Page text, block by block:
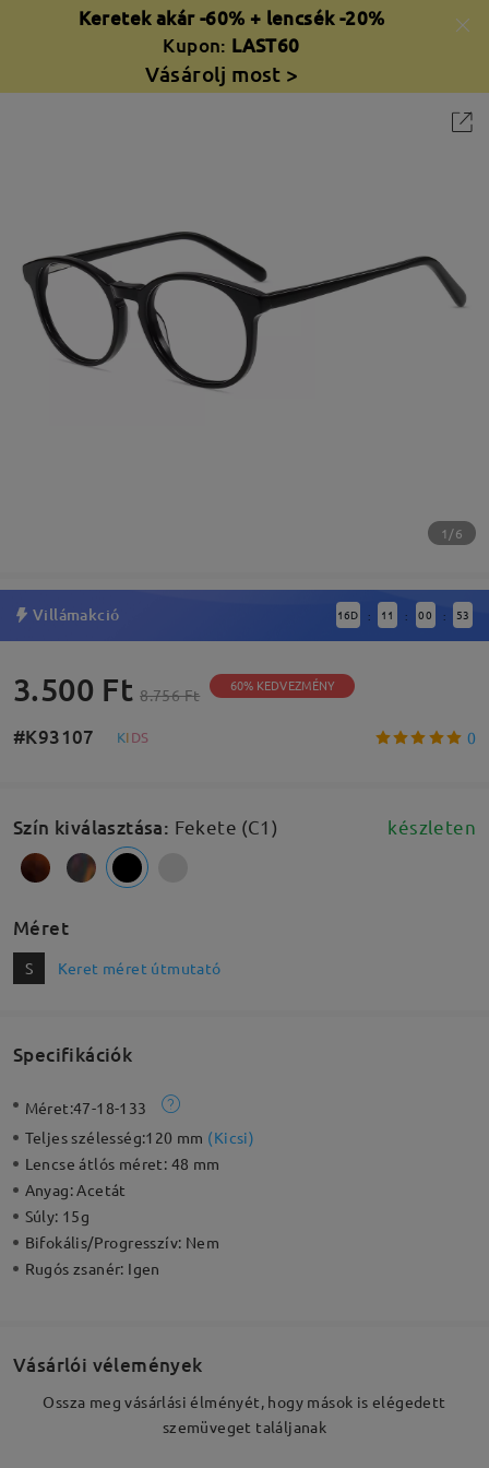
Keretek akár -60% + lencsék -20%
Kupon: LAST60
Vásárolj most >
1/6
Villámakció 16D : 11 : 00 : 52
3.500 Ft 8.756 Ft 60% KEDVEZMÉNY
#K93107 KIDS 0
Szín kiválasztása: Fekete (C1) készleten
Méret
S Keret méret útmutató
Specifikációk
Méret:47-18-133
Teljes szélesség:120 mm (Kicsi)
Lencse átlós méret: 48 mm
Anyag:Acetát
Súly: 15g
Bifokális/Progresszív: Nem
Rugós zsanér: Igen
Vásárlói vélemények
Ossza meg vásárlási élményét, hogy mások is elégedett
szemüveget találjanak